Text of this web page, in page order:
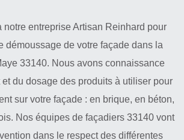
notre entreprise Artisan Reinhard pour
démoussage de votre façade dans la
33140. Nous avons connaissance
du dosage des produits à utiliser pour
sur votre façade : en brique, en béton,
Nos équipes de façadiers 33140 vont
dans le respect des différentes